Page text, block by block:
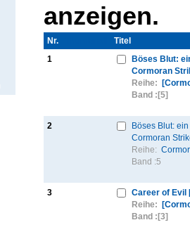
anzeigen.
Nr.
Titel
1
Böses Blut:
Cormoran
Reihe:
Band : [5]
2
Böses Blut:
Cormoran
Reihe:
Band :5
3
Career of Evil
Reihe:
Band : [3]